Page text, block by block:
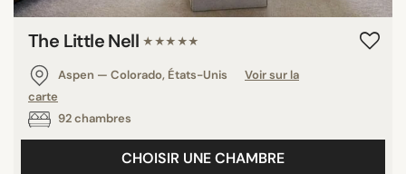
The Little Nell ★★★★★
Aspen — Colorado, États-Unis
Voir sur la
carte
92 chambres
CHOISIR UNE CHAMBRE